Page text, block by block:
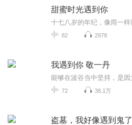
甜蜜时光遇到你
82 2978
我遇到你 敬一丹
72 38.1万
盗墓，我好像遇到鬼了